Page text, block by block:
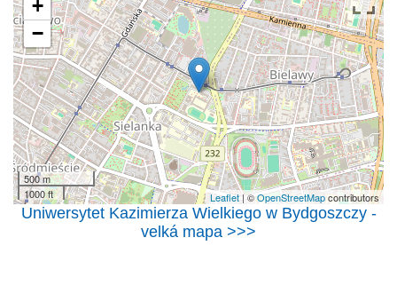
+
−
500 m
1000 ft
Leaflet| ©OpenStreetMapcontributors
Uniwersytet Kazimierza Wielkiego w Bydgoszczy -
velká mapa >>>